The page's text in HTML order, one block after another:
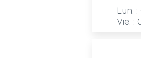
Lun.
Vie. :